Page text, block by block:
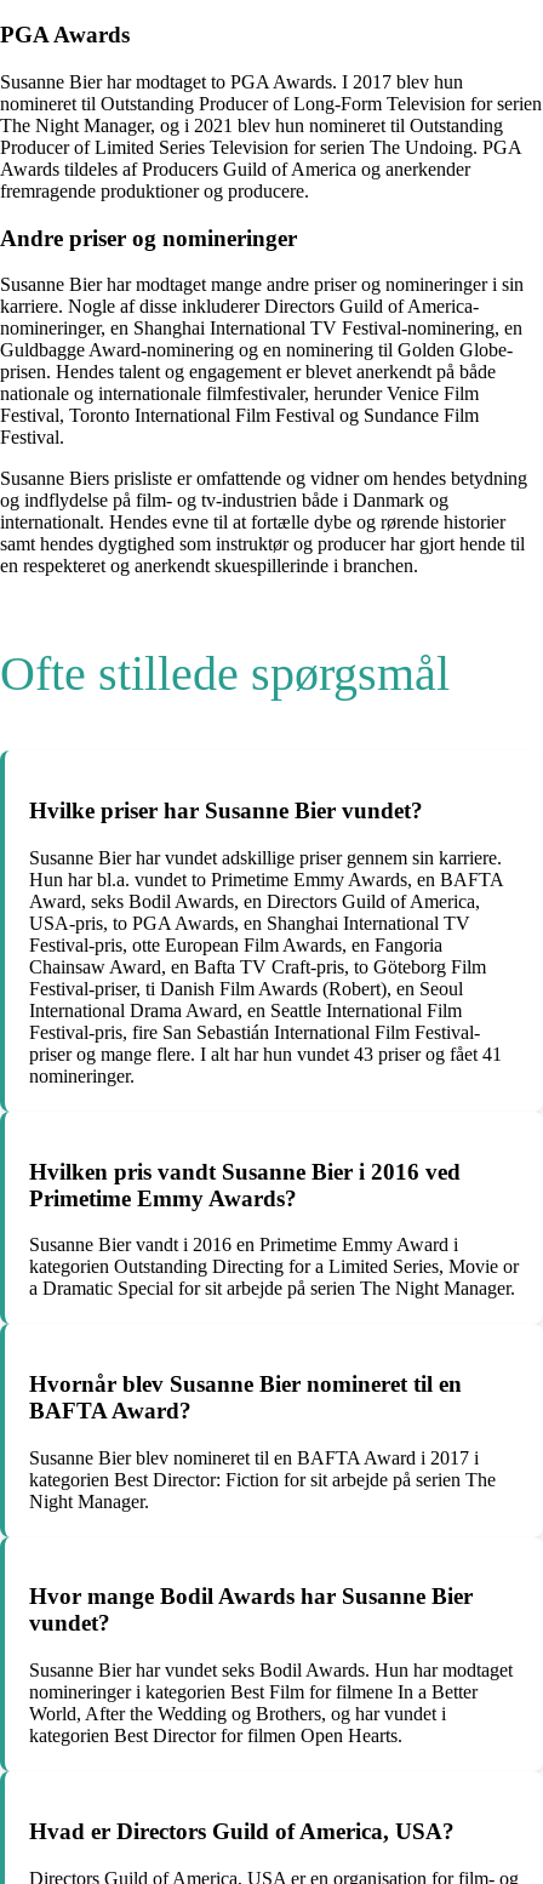
PGA Awards
Susanne Bier har modtaget to PGA Awards. I 2017 blev hun
nomineret til Outstanding Producer of Long-Form Television for serien
The Night Manager, og i 2021 blev hun nomineret til Outstanding
Producer of Limited Series Television for serien The Undoing. PGA
Awards tildeles af Producers Guild of America og anerkender
fremragende produktioner og producere.
Andre priser og nomineringer
Susanne Bier har modtaget mange andre priser og nomineringer i sin
karriere. Nogle af disse inkluderer Directors Guild of America-
nomineringer, en Shanghai International TV Festival-nominering, en
Guldbagge Award-nominering og en nominering til Golden Globe-
prisen. Hendes talent og engagement er blevet anerkendt på både
nationale og internationale filmfestivaler, herunder Venice Film
Festival, Toronto International Film Festival og Sundance Film
Festival.
Susanne Biers prisliste er omfattende og vidner om hendes betydning
og indflydelse på film- og tv-industrien både i Danmark og
internationalt. Hendes evne til at fortælle dybe og rørende historier
samt hendes dygtighed som instruktør og producer har gjort hende til
en respekteret og anerkendt skuespillerinde i branchen.
Ofte stillede spørgsmål
Hvilke priser har Susanne Bier vundet?
Susanne Bier har vundet adskillige priser gennem sin karriere.
Hun har bl.a. vundet to Primetime Emmy Awards, en BAFTA
Award, seks Bodil Awards, en Directors Guild of America,
USA-pris, to PGA Awards, en Shanghai International TV
Festival-pris, otte European Film Awards, en Fangoria
Chainsaw Award, en Bafta TV Craft-pris, to Göteborg Film
Festival-priser, ti Danish Film Awards (Robert), en Seoul
International Drama Award, en Seattle International Film
Festival-pris, fire San Sebastián International Film Festival-
priser og mange flere. I alt har hun vundet 43 priser og fået 41
nomineringer.
Hvilken pris vandt Susanne Bier i 2016 ved
Primetime Emmy Awards?
Susanne Bier vandt i 2016 en Primetime Emmy Award i
kategorien Outstanding Directing for a Limited Series, Movie or
a Dramatic Special for sit arbejde på serien The Night Manager.
Hvornår blev Susanne Bier nomineret til en
BAFTA Award?
Susanne Bier blev nomineret til en BAFTA Award i 2017 i
kategorien Best Director: Fiction for sit arbejde på serien The
Night Manager.
Hvor mange Bodil Awards har Susanne Bier
vundet?
Susanne Bier har vundet seks Bodil Awards. Hun har modtaget
nomineringer i kategorien Best Film for filmene In a Better
World, After the Wedding og Brothers, og har vundet i
kategorien Best Director for filmen Open Hearts.
Hvad er Directors Guild of America, USA?
Directors Guild of America, USA er en organisation for film- og